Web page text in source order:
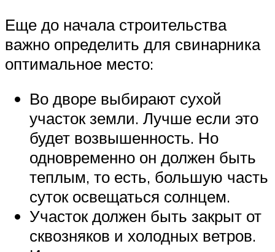
Еще до начала строительства
важно определить для свинарника
оптимальное место:
Во дворе выбирают сухой
участок земли. Лучше если это
будет возвышенность. Но
одновременно он должен быть
теплым, то есть, большую часть
суток освещаться солнцем.
Участок должен быть закрыт от
сквозняков и холодных ветров.